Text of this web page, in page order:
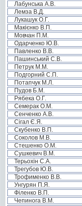
Лабунська А.В.
Лемза В.Д.
Лукашук О.Г.
Макієнко В.П.
Мовчан П.М.
Одарченко Ю.В.
Павленко В.В.
Пашинський С.В.
Петрук М.М.
Подгорний С.П.
Потапчук М.Л.
Пудов Б.М.
Рябека О.Г.
Семерак О.М.
Сенченко А.В.
Сігал Є.Я.
Скубенко В.П.
Соколов М.В.
Стешенко О.М.
Сушкевич В.М.
Терьохін С.А.
Трегубов Ю.В.
Трофименко В.В.
Унгурян П.Я.
Філенко В.П.
Чепинога В.М.